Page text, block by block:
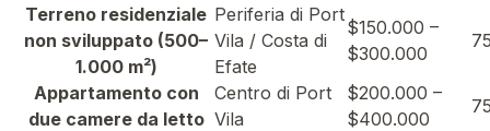
Terreno residenziale
non sviluppato (500–
1.000 m²)
Periferia di Port
Vila / Costa di
Efate
$150.000 –
$300.000
Appartamento con
due camere da letto
Centro di Port
Vila
$200.000 –
$400.000